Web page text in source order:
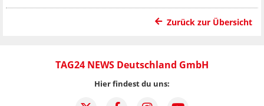
Zurück zur Übersicht
TAG24 NEWS Deutschland GmbH
Hier findest du uns: